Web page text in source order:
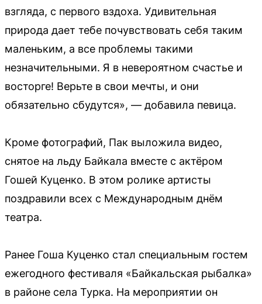
взгляда, с первого вздоха. Удивительная
природа дает тебе почувствовать себя таким
маленьким, а все проблемы такими
незначительными. Я в невероятном счастье и
восторге! Верьте в свои мечты, и они
обязательно сбудутся», — добавила певица.
Кроме фотографий, Пак выложила видео,
снятое на льду Байкала вместе с актёром
Гошей Куценко. В этом ролике артисты
поздравили всех с Международным днём
театра.
Ранее Гоша Куценко стал специальным гостем
ежегодного фестиваля «Байкальская рыбалка»
в районе села Турка. На мероприятии он